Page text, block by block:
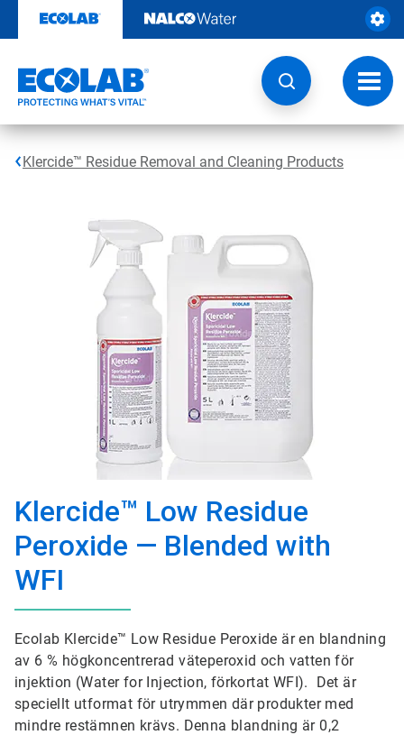
innehåll
Ändra
Klercide™ Residue Removal and Cleaning Products
Klercide™ Low Residue
Peroxide — Blended with
WFI
Ecolab Klercide™​​​​​​​ Low Residue Peroxide är en blandning
av 6 % högkoncentrerad väteperoxid och vatten för
injektion (Water for Injection, förkortat WFI). Det är
speciellt utformat för utrymmen där produkter med
mindre restämnen krävs. Denna blandning är 0,2